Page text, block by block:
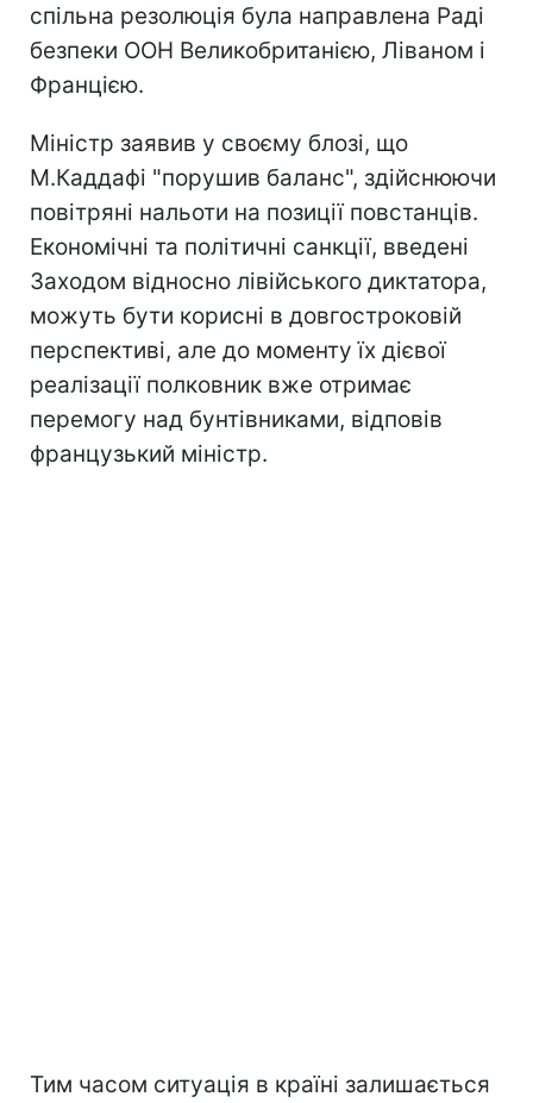
спільна резолюція була направлена ​​Раді
безпеки ООН Великобританією, Ліваном і
Францією.
Міністр заявив у своєму блозі, що
М.Каддафі "порушив баланс", здійснюючи
повітряні нальоти на позиції повстанців.
Економічні та політичні санкції, введені
Заходом відносно лівійського диктатора,
можуть бути корисні в довгостроковій
перспективі, але до моменту їх дієвої
реалізації полковник вже отримає
перемогу над бунтівниками, відповів
французький міністр.
Тим часом ситуація в країні залишається